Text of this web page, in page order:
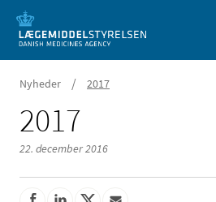
Nyheder / 2017
2017
22. december 2016